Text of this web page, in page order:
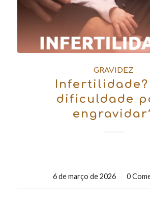
GRAVIDEZ
Infertilidade?
dificuldade
6 de março de 2026
/ 0